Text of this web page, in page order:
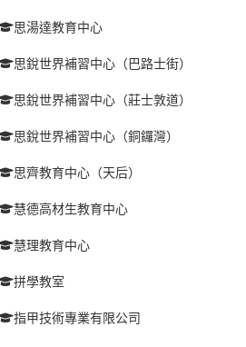
思湯達教育中心
思銳世界補習中心（巴路士街）
思銳世界補習中心（莊士敦道）
思銳世界補習中心（銅鑼灣）
思齊教育中心（天后）
慧德高材生教育中心
慧理教育中心
拼學教室
指甲技術專業有限公司